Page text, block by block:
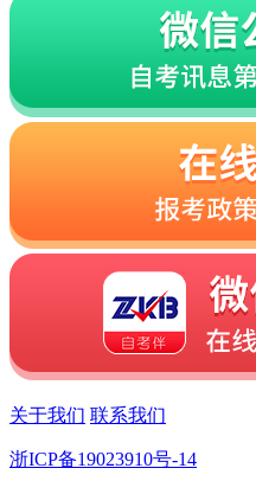
关于我们 联系我们
浙ICP备19023910号-14